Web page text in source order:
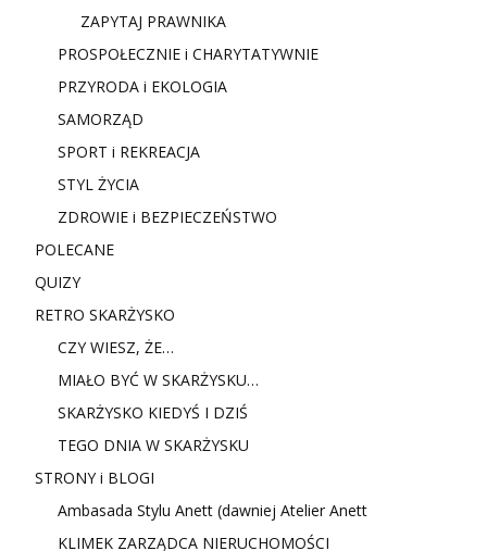
ZAPYTAJ PRAWNIKA
PROSPOŁECZNIE i CHARYTATYWNIE
PRZYRODA i EKOLOGIA
SAMORZĄD
SPORT i REKREACJA
STYL ŻYCIA
ZDROWIE i BEZPIECZEŃSTWO
POLECANE
QUIZY
RETRO SKARŻYSKO
CZY WIESZ, ŻE…
MIAŁO BYĆ W SKARŻYSKU…
SKARŻYSKO KIEDYŚ I DZIŚ
TEGO DNIA W SKARŻYSKU
STRONY i BLOGI
Ambasada Stylu Anett (dawniej Atelier Anett
KLIMEK ZARZĄDCA NIERUCHOMOŚCI